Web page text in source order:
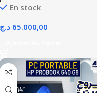
En stock
65.000,00 د.ج